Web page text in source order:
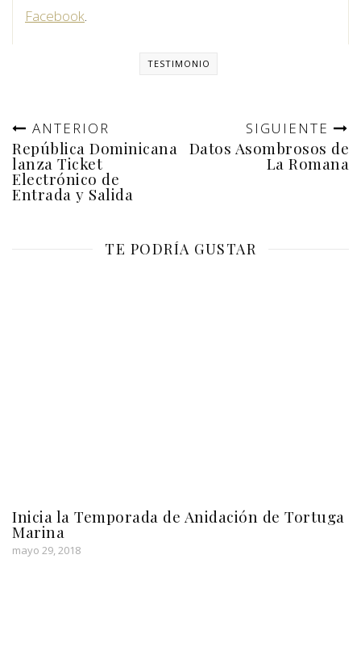
Facebook.
TESTIMONIO
ANTERIOR
República Dominicana
lanza Ticket
Electrónico de
Entrada y Salida
SIGUIENTE
Datos Asombrosos de
La Romana
TE PODRÍA GUSTAR
Inicia la Temporada de Anidación de Tortuga
Marina
mayo 29, 2018